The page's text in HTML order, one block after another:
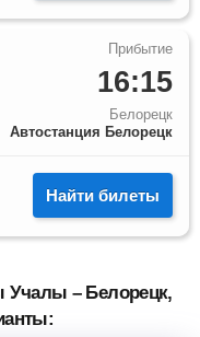
16:15
Белорецк
Автостанция Белорецк
Найти билеты
Учалы – Белорецк,